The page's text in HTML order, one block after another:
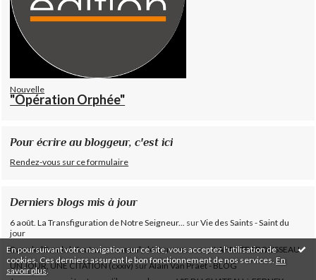
En poursuivant votre navigation sur ce site, vous acceptez l'utilisation de
cookies. Ces derniers assurent le bon fonctionnement de nos services. En
savoir plus.
Nouvelle
"Opération Orphée"
Pour écrire au bloggeur, c'est ici
Rendez-vous sur ce formulaire
Derniers blogs mis à jour
6 août. La Transfiguration de Notre Seigneur... surVie des Saints - Saint du
jour
Dans le ”Fonds lafautearousseau”, découvrez......surLAFAUTEAROUSSEAU
UN JOUR, UNE CITATION (cxxiv) sur Alain Van Praet - BLOG